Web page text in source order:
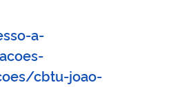
a-
cbtu-joao-